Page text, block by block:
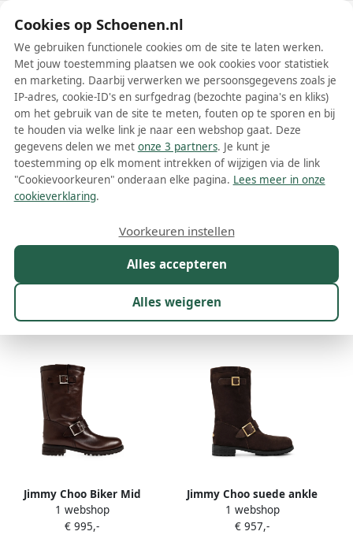
Schoenen.nl
Wis filters Alle filters
Bruine Jimmy Choo dames laarzen
Meer lezen
Kleur 1
38 resultaten:
Jimmy Choo Biker Mid
buckle-strap boots Bruin
1 webshop
€ 995,-
Jimmy Choo suede ankle
boots Bruin
1 webshop
€ 957,-
Cookies op Schoenen.nl
We gebruiken functionele cookies om de site te laten werken.
Met jouw toestemming plaatsen we ook cookies voor statistiek
en marketing. Daarbij verwerken we persoonsgegevens zoals je
IP-adres, cookie-ID's en surfgedrag (bezochte pagina's en kliks)
om het gebruik van de site te meten, fouten op te sporen en bij
te houden via welke link je naar een webshop gaat. Deze
gegevens delen we met onze 3 partners. Je kunt je
toestemming op elk moment intrekken of wijzigen via de link
"Cookievoorkeuren" onderaan elke pagina. Lees meer in onze
cookieverklaring.
Alles accepteren
Alles weigeren
Voorkeuren instellen